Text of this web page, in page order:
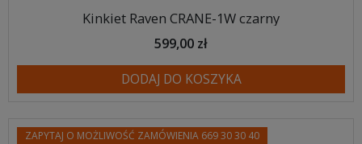
Kinkiet Raven CRANE-1W czarny
599,00 zł
DODAJ DO KOSZYKA
ZAPYTAJ O MOŻLIWOŚĆ ZAMÓWIENIA 669 30 30 40